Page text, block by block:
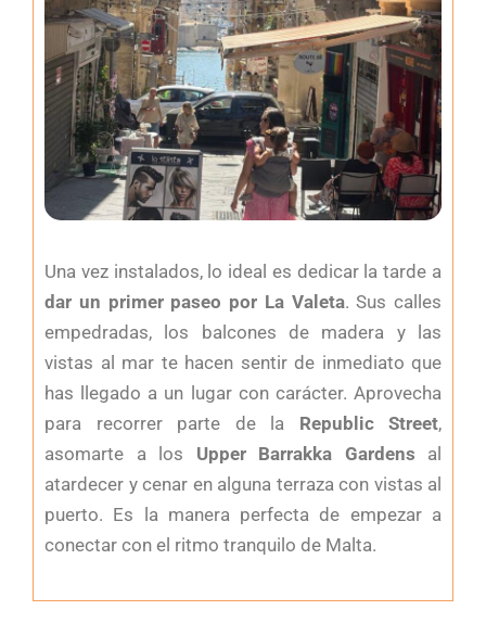
Una vez instalados, lo ideal es dedicar la tarde a
dar un primer paseo por La Valeta. Sus calles
empedradas, los balcones de madera y las
vistas al mar te hacen sentir de inmediato que
has llegado a un lugar con carácter. Aprovecha
para recorrer parte de la Republic Street,
asomarte a los Upper Barrakka Gardens al
atardecer y cenar en alguna terraza con vistas al
puerto. Es la manera perfecta de empezar a
conectar con el ritmo tranquilo de Malta.